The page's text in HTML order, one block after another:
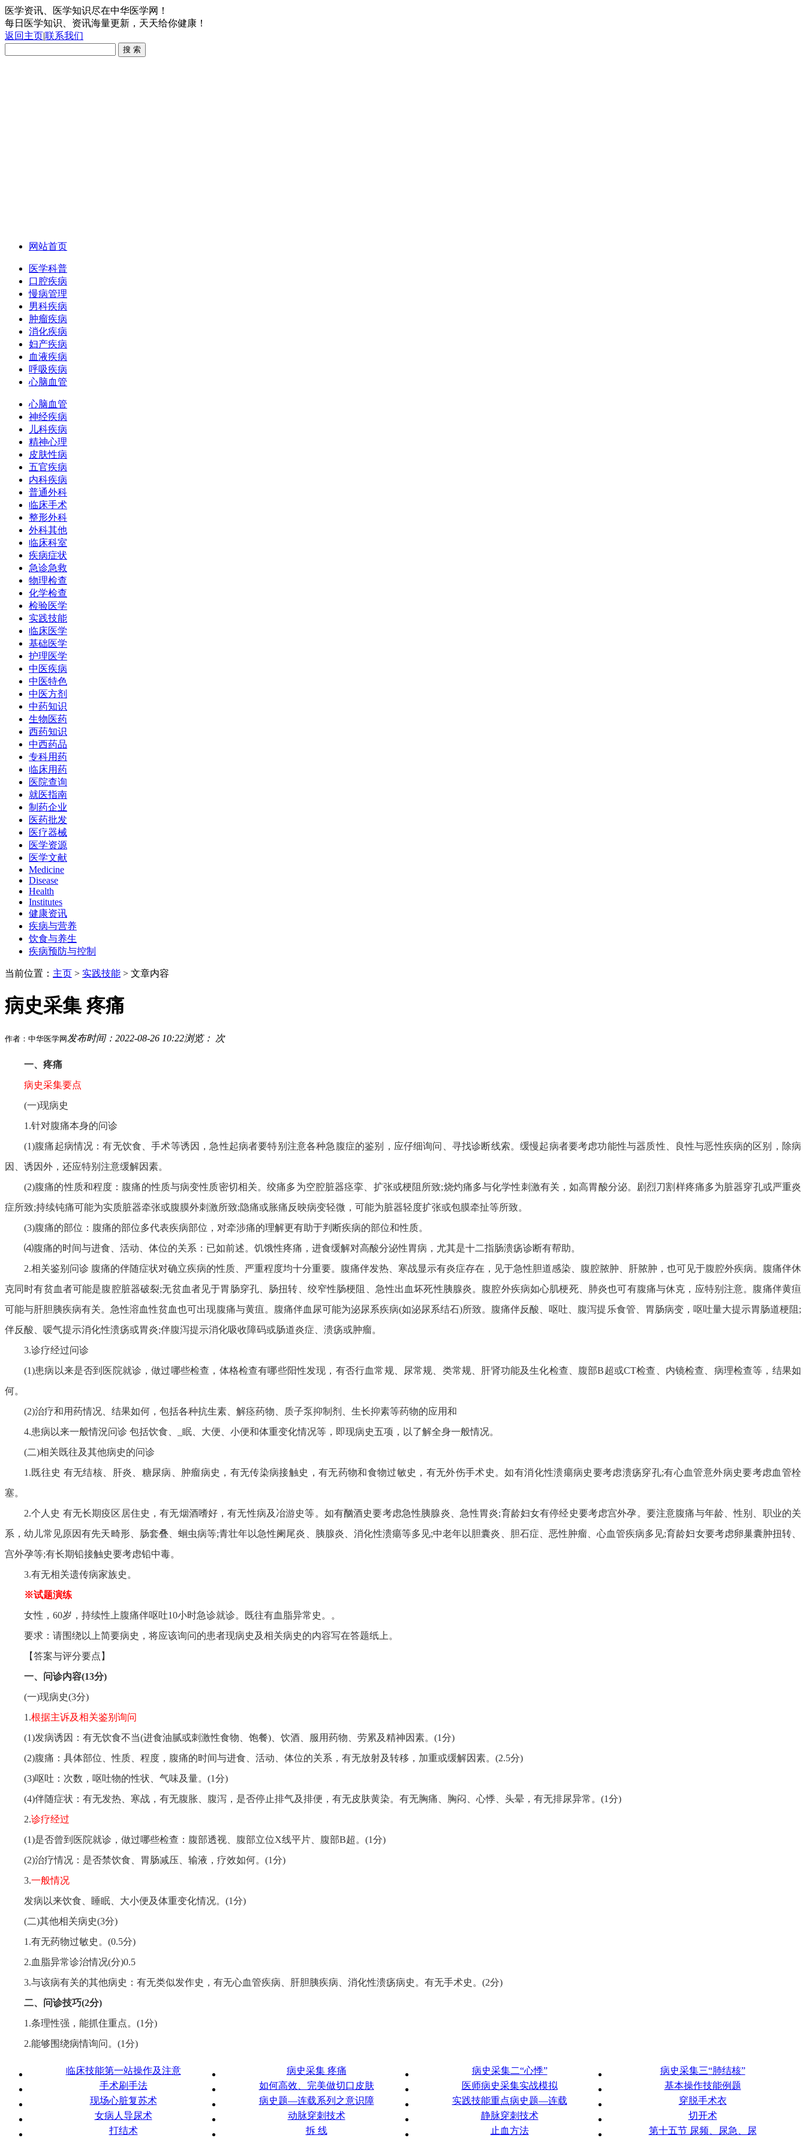
医学资讯、医学知识尽在中华医学网！
每日医学知识、资讯海量更新，天天给你健康！
返回主页|联系我们
网站首页
医学科普
口腔疾病
慢病管理
男科疾病
肿瘤疾病
消化疾病
妇产疾病
血液疾病
呼吸疾病
心脑血管
心脑血管
神经疾病
儿科疾病
精神心理
皮肤性病
五官疾病
内科疾病
普通外科
临床手术
整形外科
外科其他
临床科室
疾病症状
急诊急救
物理检查
化学检查
检验医学
实践技能
临床医学
基础医学
护理医学
中医疾病
中医特色
中医方剂
中药知识
生物医药
西药知识
中西药品
专科用药
临床用药
医院查询
就医指南
制药企业
医药批发
医疗器械
医学资源
医学文献
Medicine
Disease
Health
Institutes
健康资讯
疾病与营养
饮食与养生
疾病预防与控制
当前位置： 主页 > 实践技能 > 文章内容
病史采集 疼痛
作者：中华医学网 发布时间：2022-08-26 10:22浏览： 次
一、疼痛
病史采集要点
(一)现病史
1.针对腹痛本身的问诊
(1)腹痛起病情况：有无饮食、手术等诱因，急性起病者要特别注意各种急腹症的鉴别，应仔细询问、寻找诊断线索。缓慢起病者要考虑功能性与器质性、良性与恶性疾病的区别，除病
因、诱因外，还应特别注意缓解因素。
(2)腹痛的性质和程度：腹痛的性质与病变性质密切相关。绞痛多为空腔脏器痉挛、扩张或梗阻所致;烧灼痛多与化学性刺激有关，如高胃酸分泌。剧烈刀割样疼痛多为脏器穿孔或严重炎
症所致;持续钝痛可能为实质脏器牵张或腹膜外刺激所致;隐痛或胀痛反映病变轻微，可能为脏器轻度扩张或包膜牵扯等所致。
(3)腹痛的部位：腹痛的部位多代表疾病部位，对牵涉痛的理解更有助于判断疾病的部位和性质。
⑷腹痛的时间与进食、活动、体位的关系：已如前述。饥饿性疼痛，进食缓解对高酸分泌性胃病，尤其是十二指肠溃疡诊断有帮助。
2.相关鉴别问诊 腹痛的伴随症状对确立疾病的性质、严重程度均十分重要。腹痛伴发热、寒战显示有炎症存在，见于急性胆道感染、腹腔脓肿、肝脓肿，也可见于腹腔外疾病。腹痛伴休
克同时有贫血者可能是腹腔脏器破裂;无贫血者见于胃肠穿孔、肠扭转、绞窄性肠梗阻、急性出血坏死性胰腺炎。腹腔外疾病如心肌梗死、肺炎也可有腹痛与休克，应特别注意。腹痛伴黄疸
可能与肝胆胰疾病有关。急性溶血性贫血也可出现腹痛与黄疽。腹痛伴血尿可能为泌尿系疾病(如泌尿系结石)所致。腹痛伴反酸、呕吐、腹泻提乐食管、胃肠病变，呕吐量大提示胃肠道梗阻;
伴反酸、嗳气提示消化性溃疡或胃炎;伴腹泻提示消化吸收障码或肠道炎症、溃疡或肿瘤。
3.诊疗经过问诊
(1)患病以来是否到医院就诊，做过哪些检查，体格检查有哪些阳性发现，有否行血常规、尿常规、类常规、肝肾功能及生化检查、腹部B超或CT检查、内镜检查、病理检查等，结果如
何。
(2)治疗和用药情况、结果如何，包括各种抗生素、解痉药物、质子泵抑制剂、生长抑素等药物的应用和
4.患病以来一般情況问诊 包括饮食、_眠、大便、小便和体重变化情况等，即现病史五项，以了解全身一般情况。
(二)相关既往及其他病史的问诊
1.既往史 有无结核、肝炎、糖尿病、肿瘤病史，有无传染病接触史，有无药物和食物过敏史，有无外伤手术史。如有消化性溃瘍病史要考虑溃疡穿孔;有心血管意外病史要考虑血管栓
塞。
2.个人史 有无长期疫区居住史，有无烟酒嗜好，有无性病及冶游史等。如有酗酒史要考虑急性胰腺炎、急性胃炎;育龄妇女有停经史要考虑宫外孕。要注意腹痛与年龄、性别、职业的关
系，幼儿常见原因有先天畸形、肠套叠、蛔虫病等;青壮年以急性阑尾炎、胰腺炎、消化性溃瘍等多见;中老年以胆囊炎、胆石症、恶性肿瘤、心血管疾病多见;育龄妇女要考虑卵巢囊肿扭转、
宫外孕等;有长期铅接触史要考虑铅中毒。
3.有无相关遗传病家族史。
※试题演练
女性，60岁，持续性上腹痛伴呕吐10小时急诊就诊。既往有血脂异常史。。
要求：请围绕以上简要病史，将应该询问的患者现病史及相关病史的内容写在答题纸上。
【答案与评分要点】
一、问诊内容(13分)
(一)现病史(3分)
1.根据主诉及相关鉴别询问
(1)发病诱因：有无饮食不当(进食油腻或刺激性食物、饱餐)、饮酒、服用药物、劳累及精神因素。(1分)
(2)腹痛：具体部位、性质、程度，腹痛的时间与进食、活动、体位的关系，有无放射及转移，加重或缓解因素。(2.5分)
(3)呕吐：次数，呕吐物的性状、气味及量。(1分)
(4)伴随症状：有无发热、寒战，有无腹胀、腹泻，是否停止排气及排便，有无皮肤黄染。有无胸痛、胸闷、心悸、头晕，有无排尿异常。(1分)
2.诊疗经过
(1)是否曾到医院就诊，做过哪些检查：腹部透视、腹部立位X线平片、腹部B超。(1分)
(2)治疗情况：是否禁饮食、胃肠减压、输液，疗效如何。(1分)
3.一般情况
发病以来饮食、睡眠、大小便及体重变化情况。(1分)
(二)其他相关病史(3分)
1.有无药物过敏史。(0.5分)
2.血脂异常诊治情况(分)0.5
3.与该病有关的其他病史：有无类似发作史，有无心血管疾病、肝胆胰疾病、消化性溃疡病史。有无手术史。(2分)
二、问诊技巧(2分)
1.条理性强，能抓住重点。(1分)
2.能够围绕病情询问。(1分)
临床技能第一站操作及注意 病史采集 疼痛 病史采集二“心悸”
病史采集三“肺结核”
手术刷手法
如何高效、完美做切口皮肤 医师病史采集实战模拟
基本操作技能例题
现场心脏复苏术
病史题—连载系列之意识障 实践技能重点病史题—连载
穿脱手术衣
女病人导尿术
动脉穿刺技术 静脉穿刺技术
切开术
打结术
拆 线 止血方法 第十五节 尿频、尿急、尿